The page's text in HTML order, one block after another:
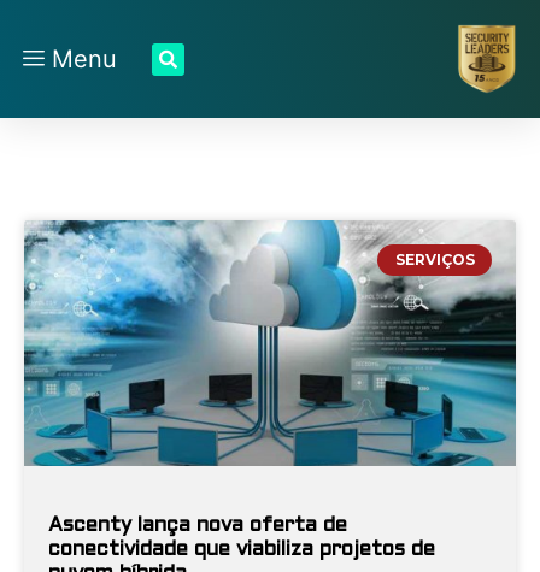
Menu
SERVIÇOS
Ascenty lança nova oferta de
conectividade que viabiliza projetos de